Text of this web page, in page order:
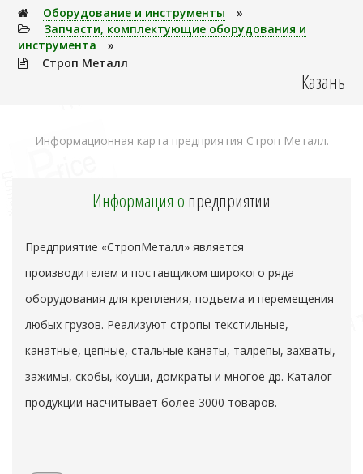
Оборудование и инструменты
»
Запчасти, комплектующие оборудования и
инструмента
»
Строп Металл
Казань
Информационная карта предприятия Строп Металл.
Информация опредприятии
Предприятие «СтропМеталл» является
производителем и поставщиком широкого ряда
оборудования для крепления, подъема и перемещения
любых грузов. Реализуют стропы текстильные,
канатные, цепные, стальные канаты, талрепы, захваты,
зажимы, скобы, коуши, домкраты и многое др. Каталог
продукции насчитывает более 3000 товаров.